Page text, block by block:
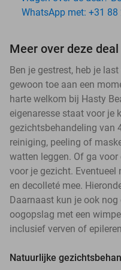
WhatsApp met: +31 88
Meer over deze deal
Ben je gestrest, heb je
gewoon toe aan een
harte welkom bij Hasty
eigenaresse staat voor je
gezichtsbehandeling van
reiniging, peeling of
watten leggen. Of ga
voor je gezicht.
en decolleté mee.
Daarnaast kun je ook
oogopslag met een
inclusief verven of
Natuurlijke